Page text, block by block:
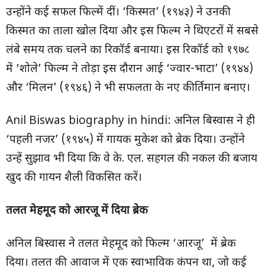
उन्होंने कई सफल फिल्में दीं। ‘किस्मत’ (१९४३) ने उनकी
किस्मत का ताला खोल दिया और इस फिल्म ने थिएटरों में सबसे
लंबे समय तक चलने का रिकॉर्ड बनाया। इस रिकॉर्ड को १९७८
में ‘शोले’ फिल्म ने तोड़ा इस दौरान आई ‘ज्वार-भाटा’ (१९४४)
और ‘मिलन’ (१९४६) ने भी सफलता के नए कीर्तिमान बनाए।
Anil Biswas biography in hindi: अनिल बिस्वास ने ही
‘पहली नजर’ (१९४५) में गायक मुकेश को ब्रेक दिया। उन्होंने
उन्हें सुझाव भी दिया कि वे के. एल. सहगल की नकल की बजाय
खुद की गायन शैली विकसित करें।
तलत मेहमूद को आरजू में दिया ब्रेक
अनिल बिस्वास ने तलत मेहमूद को फिल्म ‘आरजू’ में ब्रेक
दिया। तलत की आवाज में एक स्वाभाविक कंपन था, जो कई